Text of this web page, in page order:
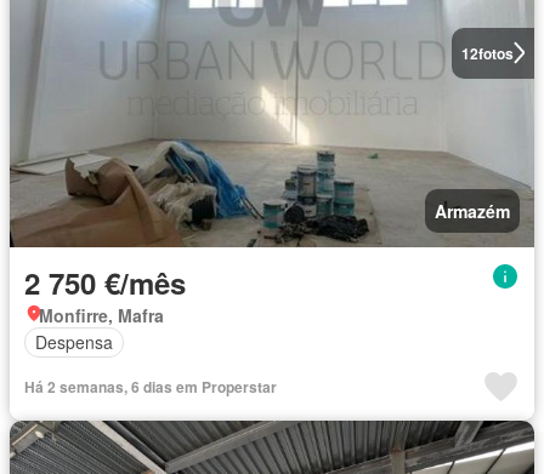
12fotos
Armazém
2 750 €/mês
Monfirre, Mafra
Despensa
Há 2 semanas, 6 dias em Properstar